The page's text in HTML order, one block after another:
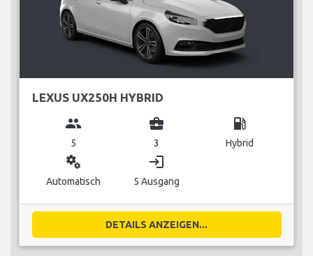
LEXUS UX250H HYBRID
group
5
business_center
3
local_gas_station
Hybrid
miscellaneous_services
Automatisch
login
5 Ausgang
DETAILS ANZEIGEN...